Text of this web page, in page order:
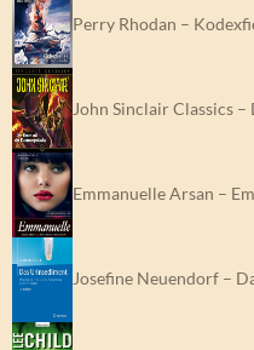
Perry Rhodan –
John Sinclair Classics –
Emmanuelle Arsan –
Josefine Neuendorf –